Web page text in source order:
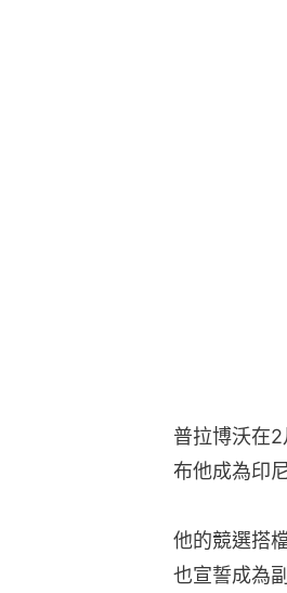
普拉博沃在
布他成為印
他的競選搭
也宣誓成為